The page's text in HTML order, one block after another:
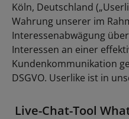
Köln, Deutschland
Wahrung unserer im
Interessenabwägung
Interessen an einer
Kundenkommunikation
DSGVO. Userlike ist in
Live-Chat-Tool